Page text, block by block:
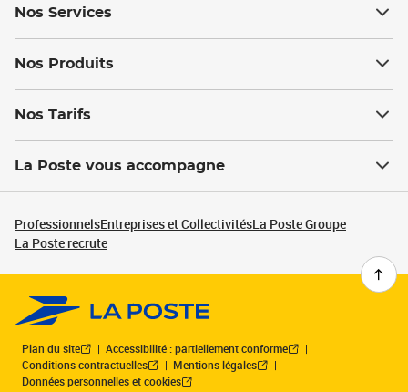
Nos Services
Nos Produits
Nos Tarifs
La Poste vous accompagne
ProfessionnelsEntreprises et CollectivitésLa Poste Groupe
La Poste recrute
Plan du site
Accessibilité : partiellement conforme
Conditions contractuelles
Mentions légales
Données personnelles et cookies